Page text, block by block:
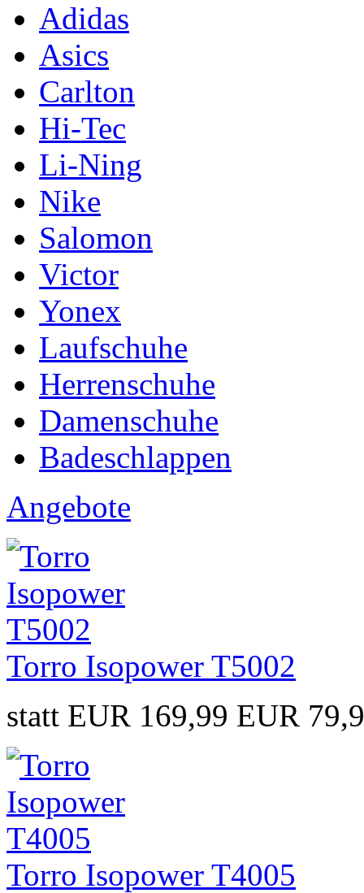
Adidas
Asics
Carlton
Hi-Tec
Li-Ning
Nike
Salomon
Victor
Yonex
Laufschuhe
Herrenschuhe
Damenschuhe
Badeschlappen
Angebote
Torro Isopower T5002
statt EUR 169,99 EUR
Torro Isopower T4005